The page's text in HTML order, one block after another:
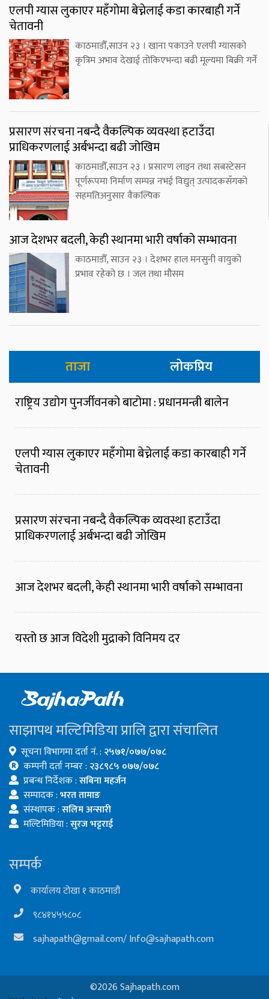
एलपी ग्यास लुकाएर महँगोमा बेच्नेलाई कडा कारबाही गर्ने
चेतावनी
काठमाडौँ,साउन २३ । खाना पकाउने एलपी ग्यासको
कृत्रिम अभाव देखाई तोकिएभन्दा बढी मूल्यमा बिक्री गर्ने
प्रसारण संरचना नबन्दै वैकल्पिक व्यवस्था हटाउँदा
प्राधिकरणलाई अर्बभन्दा बढी जोखिम
काठमाडौँ,साउन २३ । प्रसारण लाइन तथा सबस्टेसन
पूर्णरूपमा निर्माण सम्पन्न नभई विद्युत् उत्पादकसँगको
सहमतिअनुसार वैकल्पिक
आज देशभर बदली, केही स्थानमा भारी वर्षाको सम्भावना
काठमाडौँ, साउन २३ । देशभर हाल मनसुनी वायुको
प्रभाव रहेको छ । जल तथा मौसम
ताजा लोकप्रिय
राष्ट्रिय उद्योग पुनर्जीवनको बाटोमा : प्रधानमन्त्री बालेन
एलपी ग्यास लुकाएर महँगोमा बेच्नेलाई कडा कारबाही गर्ने
चेतावनी
प्रसारण संरचना नबन्दै वैकल्पिक व्यवस्था हटाउँदा
प्राधिकरणलाई अर्बभन्दा बढी जोखिम
आज देशभर बदली, केही स्थानमा भारी वर्षाको सम्भावना
यस्तो छ आज विदेशी मुद्राको विनिमय दर
साझापथ मल्टिमिडिया प्रालि द्वारा संचालित
सूचना विभागमा दर्ता नं. : २५७१/०७७/०७८
कम्पनी दर्ता नम्बर : २३८९८५ ०७७/०७८
प्रबन्ध निर्देशक :सबिना महर्जन
सम्पादक :भरत तामाङ
संस्थापक :सलिम अन्सारी
मल्टिमिडिया :सुरज भट्टराई
सम्पर्क
कार्यालय टोखा १ काठमाडौं
९८४१४५५८०८
sajhapath@gmail.com/Info@sajhapath.com
©2026 Sajhapath.com